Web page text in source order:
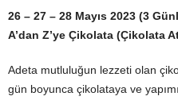
26 – 27 – 28 Mayıs 2023 (3
A’dan Z’ye Çikolata (Çikolata
Adeta mutluluğun lezzeti olan
gün boyunca çikolataya ve